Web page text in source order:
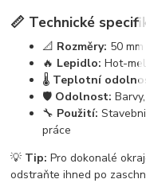
📏 Technické
📐 Rozměry: 50
🔥 Lepidlo: Hot-
🌡️ Teplotní
🛡️ Odolnost:
🔧 Použití:
práce
💡 Tip: Pro dokonalé
odstraňte ihned po